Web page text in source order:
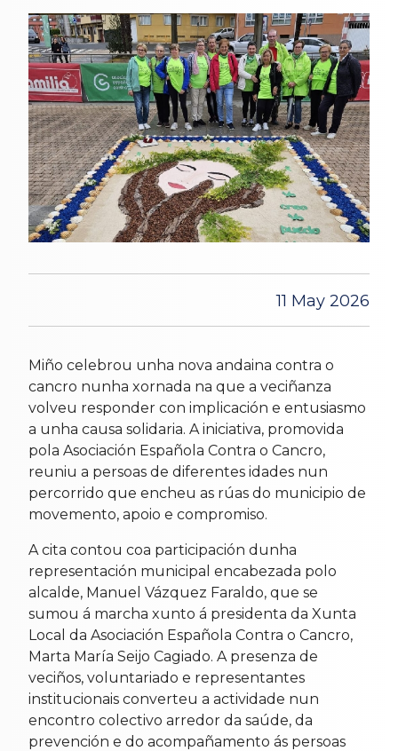
11 May 2026
Miño celebrou unha nova andaina contra o
cancro nunha xornada na que a veciñanza
volveu responder con implicación e entusiasmo
a unha causa solidaria. A iniciativa, promovida
pola Asociación Española Contra o Cancro,
reuniu a persoas de diferentes idades nun
percorrido que encheu as rúas do municipio de
movemento, apoio e compromiso.
A cita contou coa participación dunha
representación municipal encabezada polo
alcalde, Manuel Vázquez Faraldo, que se
sumou á marcha xunto á presidenta da Xunta
Local da Asociación Española Contra o Cancro,
Marta María Seijo Cagiado. A presenza de
veciños, voluntariado e representantes
institucionais converteu a actividade nun
encontro colectivo arredor da saúde, da
prevención e do acompañamento ás persoas